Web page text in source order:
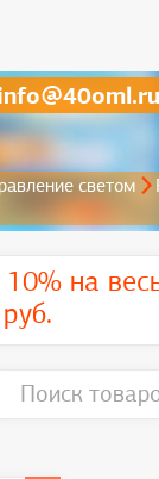
светом
10% на